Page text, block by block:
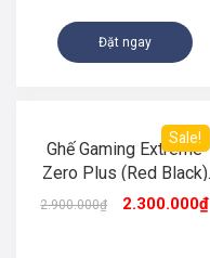
Đặt ngay
Sale!
Ghế Gaming Extreme
Zero Plus (Red Black)
Hàng nhập khẩu
2.900.000₫ 2.300.000₫